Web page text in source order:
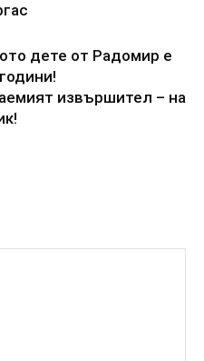
дете от Радомир е
извършител – на